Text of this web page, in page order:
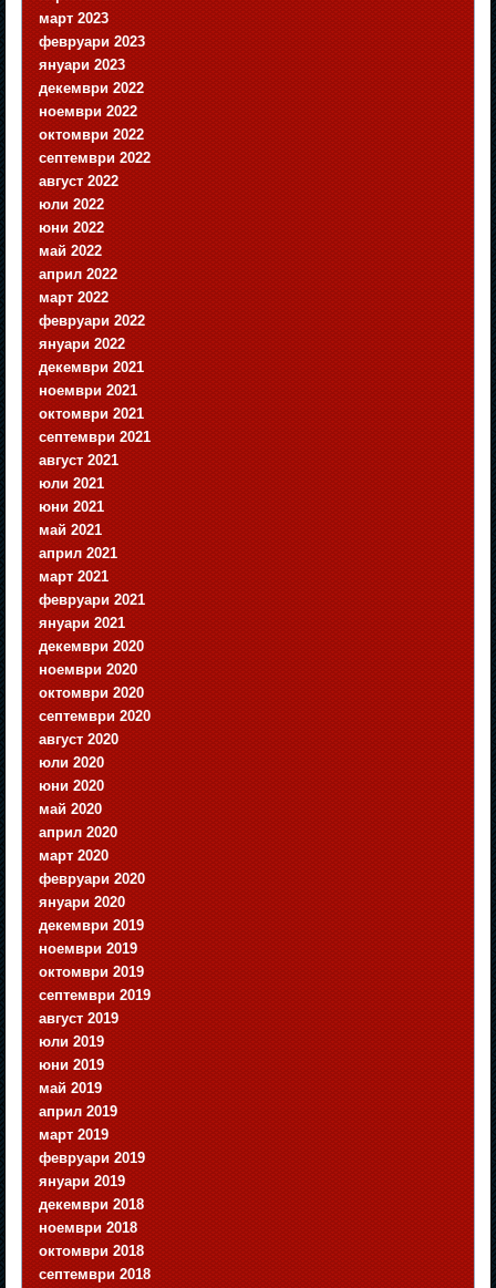
март 2023
февруари 2023
януари 2023
декември 2022
ноември 2022
октомври 2022
септември 2022
август 2022
юли 2022
юни 2022
май 2022
април 2022
март 2022
февруари 2022
януари 2022
декември 2021
ноември 2021
октомври 2021
септември 2021
август 2021
юли 2021
юни 2021
май 2021
април 2021
март 2021
февруари 2021
януари 2021
декември 2020
ноември 2020
октомври 2020
септември 2020
август 2020
юли 2020
юни 2020
май 2020
април 2020
март 2020
февруари 2020
януари 2020
декември 2019
ноември 2019
октомври 2019
септември 2019
август 2019
юли 2019
юни 2019
май 2019
април 2019
март 2019
февруари 2019
януари 2019
декември 2018
ноември 2018
октомври 2018
септември 2018